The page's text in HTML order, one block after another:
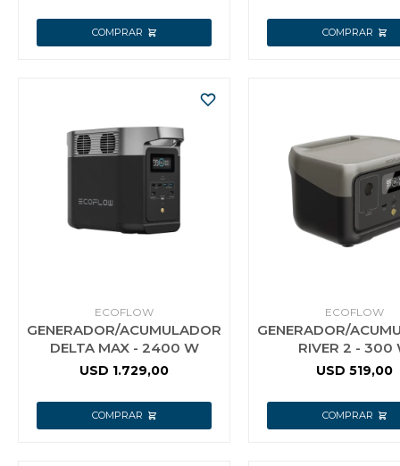
ECOFLOW
GENERADOR/ACUMULADOR
DELTA MAX - 2400 W
USD 1.729,00
ECOFLOW
GENERADOR/
RIVER 2 - 300
USD 519,00
Vestimenta y calzado